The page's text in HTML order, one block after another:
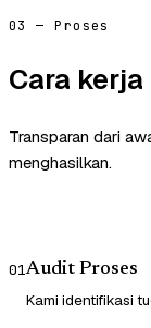
03 — Proses
Cara
Transparan dari
menghasilkan.
01Audit Proses
Kami identifikasi